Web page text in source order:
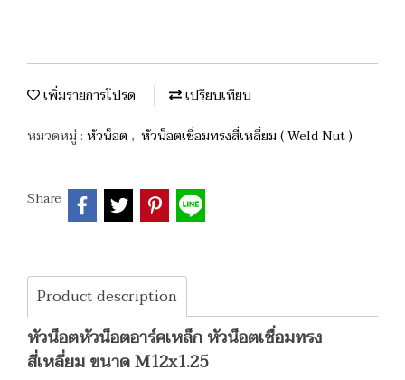
เพิ่มรายการโปรด
เปรียบเทียบ
หมวดหมู่ : หัวน็อต , หัวน็อตเชื่อมทรงสี่เหลี่ยม ( Weld Nut )
Share
Product description
หัวน็อตหัวน็อตอาร์คเหล็ก หัวน็อตเชื่อมทรง
สี่เหลี่ยม ขนาด M12x1.25